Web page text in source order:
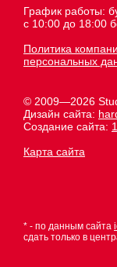
График работы:
с 10:00 до 18:00
Политика
персональных
© 2009—2026
Дизайн сайта:
Создание сайта:
Карта сайта
* - по данным сайта
сдать только в